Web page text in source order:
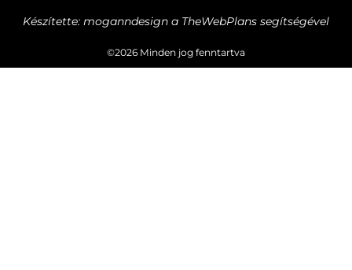
©2026 Minden jog fenntartva
Készítette: moganndesign a TheWebPlans segítségével